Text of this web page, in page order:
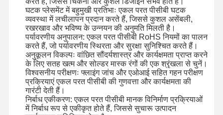
कस्टम झिल्ली स्विच
औद्योगिक झिल्ली स्विच
लचीला झिल्ली स्विच
पीसीबी झिल्ली स्विच
एफपीसी झिल्ली स्विच
बैकलाइट मेम्ब्रेन स्विच
घटक प्लेसमेंट में बहुमुखी प्रतिभाः एकल परत पीसीबी घटक
व्यवस्था में लचीलापन प्रदान करते हैं, जिससे कुशल असेंबली,
रखरखाव और भविष्य के उन्नयन की अनुमति मिलती है।
पर्यावरणीय अनुपालन: एकल परत पीसीबी RoHS नियमों का पालन
करते हैं, जो पर्यावरणीय स्थिरता और सुरक्षा सुनिश्चित करते हैं।
अनुकूलन विकल्पः वांछित सौंदर्यशास्त्र और कार्यक्षमता प्राप्त करने
के लिए सतह खत्म और सोल्डर मास्क रंगों की एक श्रृंखला से चुनें।
विश्वसनीय परीक्षणः फ्लाइंग जांच और एओआई सहित गहन परीक्षण
प्रक्रियाएं एकल परत पीसीबी की गुणवत्ता और कार्यक्षमता की
गारंटी देती हैं।
निर्बाध एकीकरण: एकल परत पीसीबी मानक विनिर्माण प्रक्रियाओं
में निर्बाध रूप से एकीकृत होते हैं, जिससे सुचारू उत्पादन